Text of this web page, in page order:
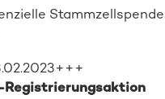
Registrierungsaktion